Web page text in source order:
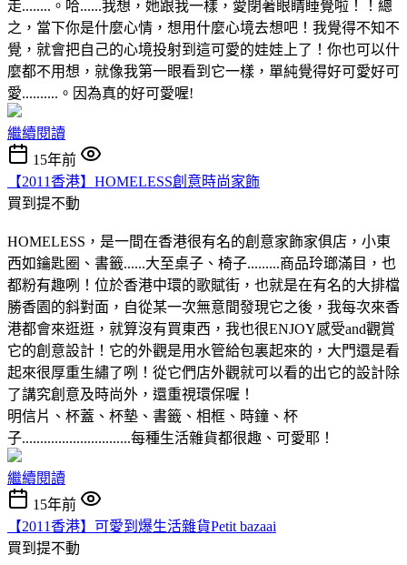
走........。哈......我想，她跟我一樣，愛閉著眼睛睡覺啦！！總
之，當下你是什麼心情，想用什麼心境去想吧！我覺得不知不
覺，就會把自己的心境投射到這可愛的娃娃上了！你也可以什
麼都不用想，就像我第一眼看到它一樣，單純覺得好可愛好可
愛..........。因為真的好可愛喔!
繼續閱讀
15年前
【2011香港】HOMELESS創意時尚家飾
買到提不動
HOMELESS，是一間在香港很有名的創意家飾家俱店，小東
西如鑰匙圈、書籤......大至桌子、椅子.........商品玲瑯滿目，也
都粉有趣咧！位於香港中環的歌賦街，也就是在有名的大排檔
勝香園的斜對面，自從某一次無意間發現它之後，我每次來香
港都會來逛逛，就算沒有買東西，我也很ENJOY感受and觀賞
它的創意設計！它的外觀是用水管給包裏起來的，大門還是看
起來很厚重生繡了咧！從它們店外觀就可以看的出它的設計除
了講究創意及時尚外，還重視環保喔！
明信片、杯蓋、杯墊、書籤、相框、時鐘、杯
子..............................每種生活雜貨都很趣、可愛耶！
繼續閱讀
15年前
【2011香港】可愛到爆生活雜貨Petit bazaai
買到提不動